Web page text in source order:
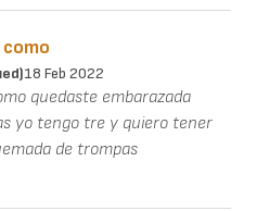
18 Feb 2022
quedaste embarazada
yo tengo tre y quiero tener
de trompas